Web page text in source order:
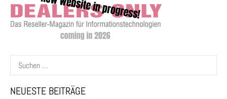
Suchen
nach:
NEUESTE BEITRÄGE